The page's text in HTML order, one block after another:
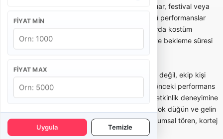
FIYAT MIN
FIYAT MAX
Uygula Temizle
açılışı, belediye etkinliği, okul töreni, fuar, festival veya
marka aktivasyonlarında kısa ve güçlü performanslar
tercih edilebilir. Bu tür organizasyonlarda kostüm
bütünlüğü, saat planı, yürüyüş rotası ve bekleme süresi
Bando takımı seçerken yalnızca fiyata değil, ekip kişi
sayısına, repertuar örneklerine, daha önceki performans
videolarına, kostüm seçeneklerine ve etkinlik deneyimine
bakmak gerekir. Bazı bandolar daha çok düğün ve gelin
alma odaklı çalışırken, bazı ekipler kurumsal tören, kortej
ve festival tecrübesiyle öne çıkar.